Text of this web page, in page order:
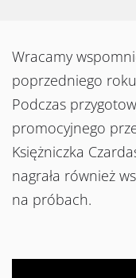
Wracamy
poprzedniego
Podczas
promocyjnego
Księżniczka
nagrała również
na próbach.